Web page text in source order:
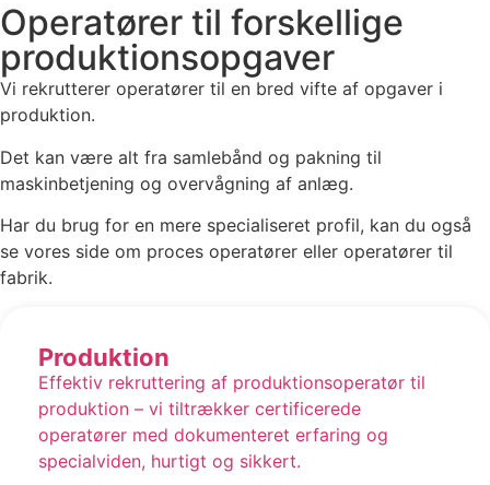
Operatører til forskellige
produktionsopgaver
Vi rekrutterer operatører til en bred vifte af opgaver i
produktion.
Det kan være alt fra samlebånd og pakning til
maskinbetjening og overvågning af anlæg.
Har du brug for en mere specialiseret profil, kan du også
se vores side om proces operatører eller operatører til
fabrik.
Produktion
Effektiv rekruttering af produktionsoperatør til
produktion – vi tiltrækker certificerede
operatører med dokumenteret erfaring og
specialviden, hurtigt og sikkert.